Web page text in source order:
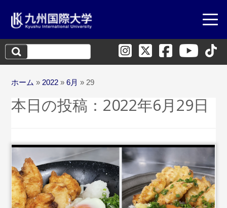
検
索:
ホーム » 2022 » 6月 » 29
本日の投稿： 2022年6月29日